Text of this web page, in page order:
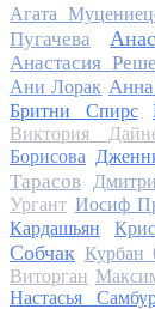
Агата
Пугачева
Анастасия
Ани Лорак
Бритни Спирс
Виктория
Борисова
Тарасов
Ургант Иосиф
Кардашьян
Собчак Курбан
Виторган
Настасья